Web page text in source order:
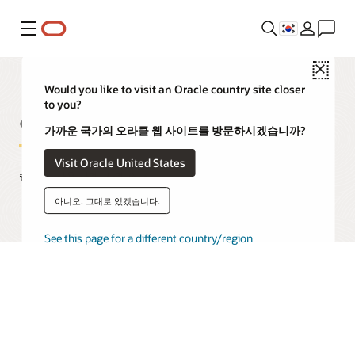
메뉴
Close
Would you like to visit an Oracle country site closer
to you?
가까운 국가의 오라클 웹 사이트를 방문하시겠습니까?
Visit Oracle United States
아니오. 그대로 있겠습니다.
See this page for a different country/region
엔터프라이즈 데이터 메시
솔루션, 사용 사례, 사례 연구